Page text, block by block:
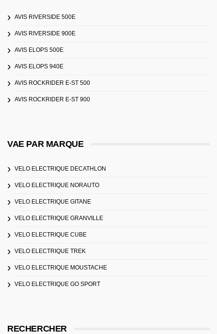
AVIS RIVERSIDE 500E
AVIS RIVERSIDE 900E
AVIS ELOPS 500E
AVIS ELOPS 940E
AVIS ROCKRIDER E-ST 500
AVIS ROCKRIDER E-ST 900
VAE PAR MARQUE
VELO ELECTRIQUE DECATHLON
VELO ELECTRIQUE NORAUTO
VELO ELECTRIQUE GITANE
VELO ELECTRIQUE GRANVILLE
VELO ELECTRIQUE CUBE
VELO ELECTRIQUE TREK
VELO ELECTRIQUE MOUSTACHE
VELO ELECTRIQUE GO SPORT
RECHERCHER